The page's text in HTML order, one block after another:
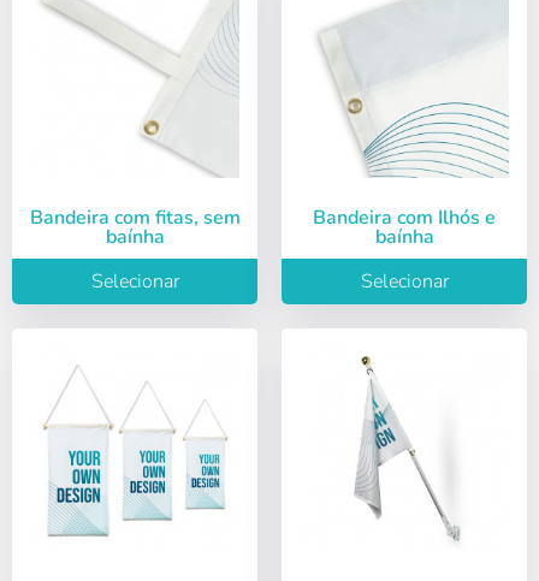
Bandeira com fitas, sem
baínha
Selecionar
Bandeira com Ilhós e
baínha
Selecionar